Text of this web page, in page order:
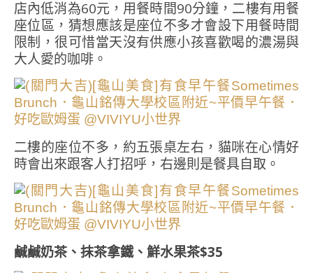
店內低消為60元，用餐時間90分鐘，二樓有用餐
座位區，猜想應該是座位不多才會設下用餐時間
限制，很可惜當天沒有供應小孩喜歡喝的濃湯與
大人愛的咖啡。
二樓的座位不多，約五張桌左右，貓咪在心情好
時會出來跟客人打招呼，右邊則是餐具自取。
鹹鹹奶茶、抹茶拿鐵、鮮水果茶$35